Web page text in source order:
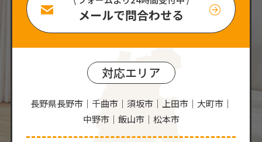
メールで問合わせる
対応エリア
長野県長野市｜千曲市｜須坂市｜上田市｜大町市｜
中野市｜飯山市｜松本市